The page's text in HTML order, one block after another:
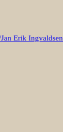
Erik Ingvaldsen